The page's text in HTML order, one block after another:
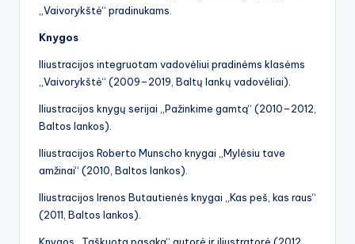
„Vaivorykštė“ pradinukams.
Knygos
Iliustracijos integruotam vadovėliui pradinėms klasėms
„Vaivorykštė“ (2009–2019, Baltų lankų vadovėliai).
Iliustracijos knygų serijai „Pažinkime gamtą“ (2010–2012,
Baltos lankos).
Iliustracijos Roberto Munscho knygai „Mylėsiu tave
amžinai“ (2010, Baltos lankos).
Iliustracijos Irenos Butautienės knygai „Kas peš, kas raus“
(2011, Baltos lankos).
Knygos „Taškuota pasaka“ autorė ir iliustratorė (2012,